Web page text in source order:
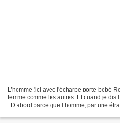
L’homme (ici avec l'écharpe porte-bébé
femme comme les autres. Et quand je dis
. D’abord parce que l’homme, par une